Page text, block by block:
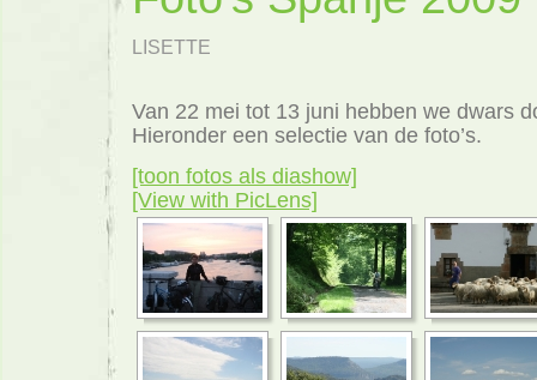
LISETTE
Van 22 mei tot 13 juni hebben we dwars
Hieronder een selectie van de foto’s.
[toon fotos als diashow]
[View with PicLens]